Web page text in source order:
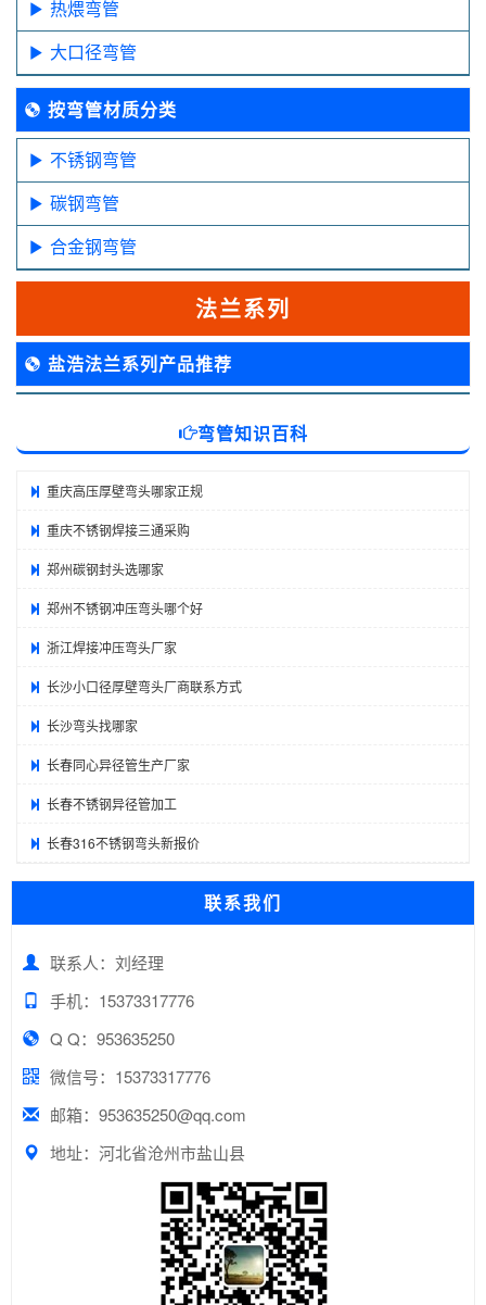
热煨弯管
大口径弯管
按弯管材质分类
不锈钢弯管
碳钢弯管
合金钢弯管
法兰系列
盐浩法兰系列产品推荐
弯管知识百科
重庆高压厚壁弯头哪家正规
重庆不锈钢焊接三通采购
郑州碳钢封头选哪家
郑州不锈钢冲压弯头哪个好
浙江焊接冲压弯头厂家
长沙小口径厚壁弯头厂商联系方式
长沙弯头找哪家
长春同心异径管生产厂家
长春不锈钢异径管加工
长春316不锈钢弯头新报价
联系我们
联系人：刘经理
手机：15373317776
Q Q：953635250
微信号：15373317776
邮箱：953635250@qq.com
地址：河北省沧州市盐山县